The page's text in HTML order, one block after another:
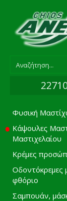
Φυσική
Κάψουλες
Μαστιχελαίου
Κρέμες
Οδοντόκρεμες
φθόριο
Σαμπουάν,